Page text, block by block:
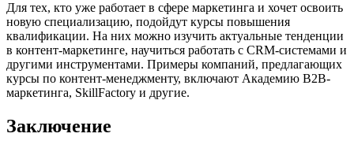
Для тех, кто уже работает в сфере маркетинга и хочет освоить
новую специализацию, подойдут курсы повышения
квалификации. На них можно изучить актуальные тенденции
в контент-маркетинге, научиться работать с CRM-системами и
другими инструментами. Примеры компаний, предлагающих
курсы по контент-менеджменту, включают Академию B2B-
маркетинга, SkillFactory и другие.
Заключение